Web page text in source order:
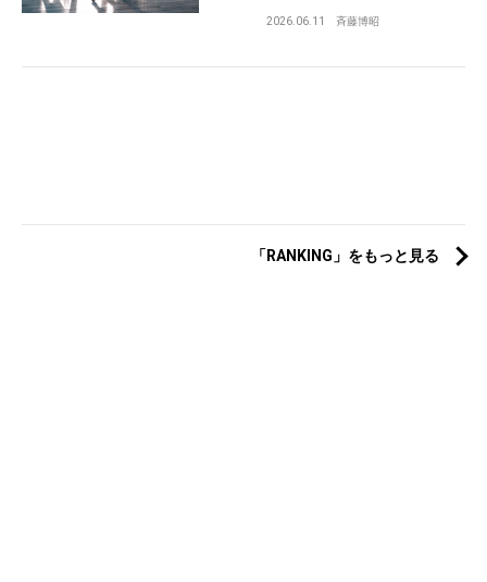
2026.06.11 斉藤博昭
「RANKING」をもっと見る